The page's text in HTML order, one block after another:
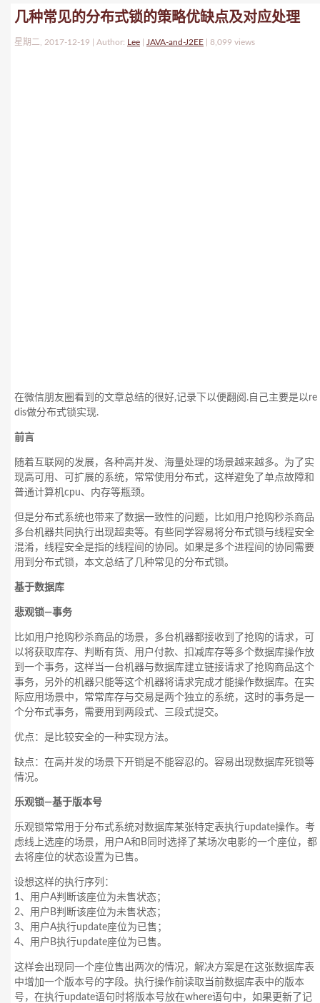
几种常见的分布式锁的策略优缺点及对应处理
星期二, 2017-12-19 | Author: Lee JAVA-and-J2EE 8,099 views
在微信朋友圈看到的文章总结的很好,记录下以便翻阅.自己主要是以re
dis做分布式锁实现.
前言
随着互联网的发展，各种高并发、海量处理的场景越来越多。为了实
现高可用、可扩展的系统，常常使用分布式，这样避免了单点故障和
普通计算机cpu、内存等瓶颈。
但是分布式系统也带来了数据一致性的问题，比如用户抢购秒杀商品
多台机器共同执行出现超卖等。有些同学容易将分布式锁与线程安全
混淆，线程安全是指的线程间的协同。如果是多个进程间的协同需要
用到分布式锁，本文总结了几种常见的分布式锁。
基于数据库
悲观锁—事务
比如用户抢购秒杀商品的场景，多台机器都接收到了抢购的请求，可
以将获取库存、判断有货、用户付款、扣减库存等多个数据库操作放
到一个事务，这样当一台机器与数据库建立链接请求了抢购商品这个
事务，另外的机器只能等这个机器将请求完成才能操作数据库。在实
际应用场景中，常常库存与交易是两个独立的系统，这时的事务是一
个分布式事务，需要用到两段式、三段式提交。
优点：是比较安全的一种实现方法。
缺点：在高并发的场景下开销是不能容忍的。容易出现数据库死锁等
情况。
乐观锁—基于版本号
乐观锁常常用于分布式系统对数据库某张特定表执行update操作。考
虑线上选座的场景，用户A和B同时选择了某场次电影的一个座位，都
去将座位的状态设置为已售。
设想这样的执行序列：
1、用户A判断该座位为未售状态；
2、用户B判断该座位为未售状态；
3、用户A执行update座位为已售；
4、用户B执行update座位为已售。
这样会出现同一个座位售出两次的情况，解决方案是在这张数据库表
中增加一个版本号的字段。执行操作前读取当前数据库表中的版本
号，在执行update语句时将版本号放在where语句中，如果更新了记